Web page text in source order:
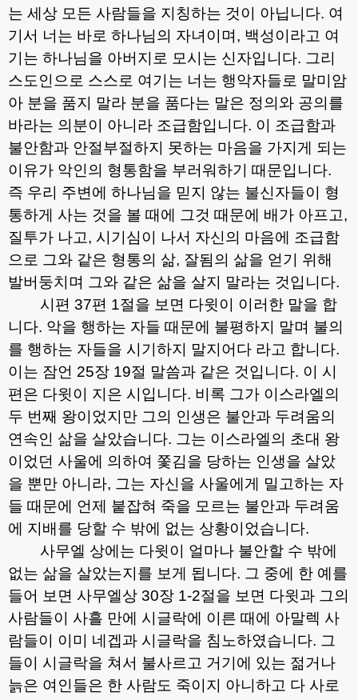
는 세상 모든 사람들을 지칭하는 것이 아닙니다. 여
기서 너는 바로 하나님의 자녀이며 , 백성이라고 여
기는 하나님을 아버지로 모시는 신자입니다. 그리
스도인으로 스스로 여기는 너는 행악자들로 말미암
아 분을 품지 말라 분을 품다는 말은 정의와 공의를
바라는 의분이 아니라 조급함입니다. 이 조급함과
불안함과 안절부절하지 못하는 마음을 가지게 되는
이유가 악인의 형통함을 부러워하기 때문입니다.
즉 우리 주변에 하나님을 믿지 않는 불신자들이 형
통하게 사는 것을 볼 때에 그것 때문에 배가 아프고,
질투가 나고, 시기심이 나서 자신의 마음에 조급함
으로 그와 같은 형통의 삶, 잘됨의 삶을 얻기 위해
발버둥치며 그와 같은 삶을 살지 말라는 것입니다.
시편 37편 1절을 보면 다윗이 이러한 말을 합
니다. 악을 행하는 자들 때문에 불평하지 말며 불의
를 행하는 자들을 시기하지 말지어다 라고 합니다.
이는 잠언 25장 19절 말씀과 같은 것입니다. 이 시
편은 다윗이 지은 시입니다. 비록 그가 이스라엘의
두 번째 왕이었지만 그의 인생은 불안과 두려움의
연속인 삶을 살았습니다. 그는 이스라엘의 초대 왕
이었던 사울에 의하여 쫓김을 당하는 인생을 살았
을 뿐만 아니라, 그는 자신을 사울에게 밀고하는 자
들 때문에 언제 붙잡혀 죽을 모르는 불안과 두려움
에 지배를 당할 수 밖에 없는 상황이었습니다.
사무엘 상에는 다윗이 얼마나 불안할 수 밖에
없는 삶을 살았는지를 보게 됩니다. 그 중에 한 예를
들어 보면 사무엘상 30장 1-2절을 보면 다윗과 그의
사람들이 사흘 만에 시글락에 이른 때에 아말렉 사
람들이 이미 네겝과 시글락을 침노하였습니다. 그
들이 시글락을 쳐서 불사르고 거기에 있는 젊거나
늙은 여인들은 한 사람도 죽이지 아니하고 다 사로